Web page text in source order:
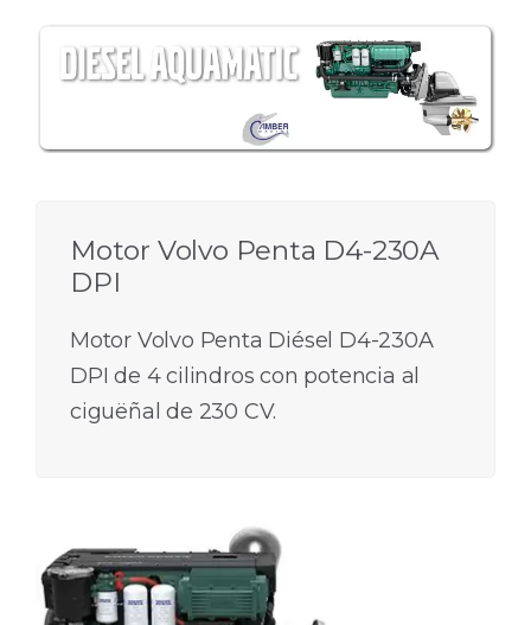
Motor Volvo Penta D4-230A
DPI
Motor Volvo Penta Diésel D4-230A
DPI de 4 cilindros con potencia al
ciguëñal de 230 CV.